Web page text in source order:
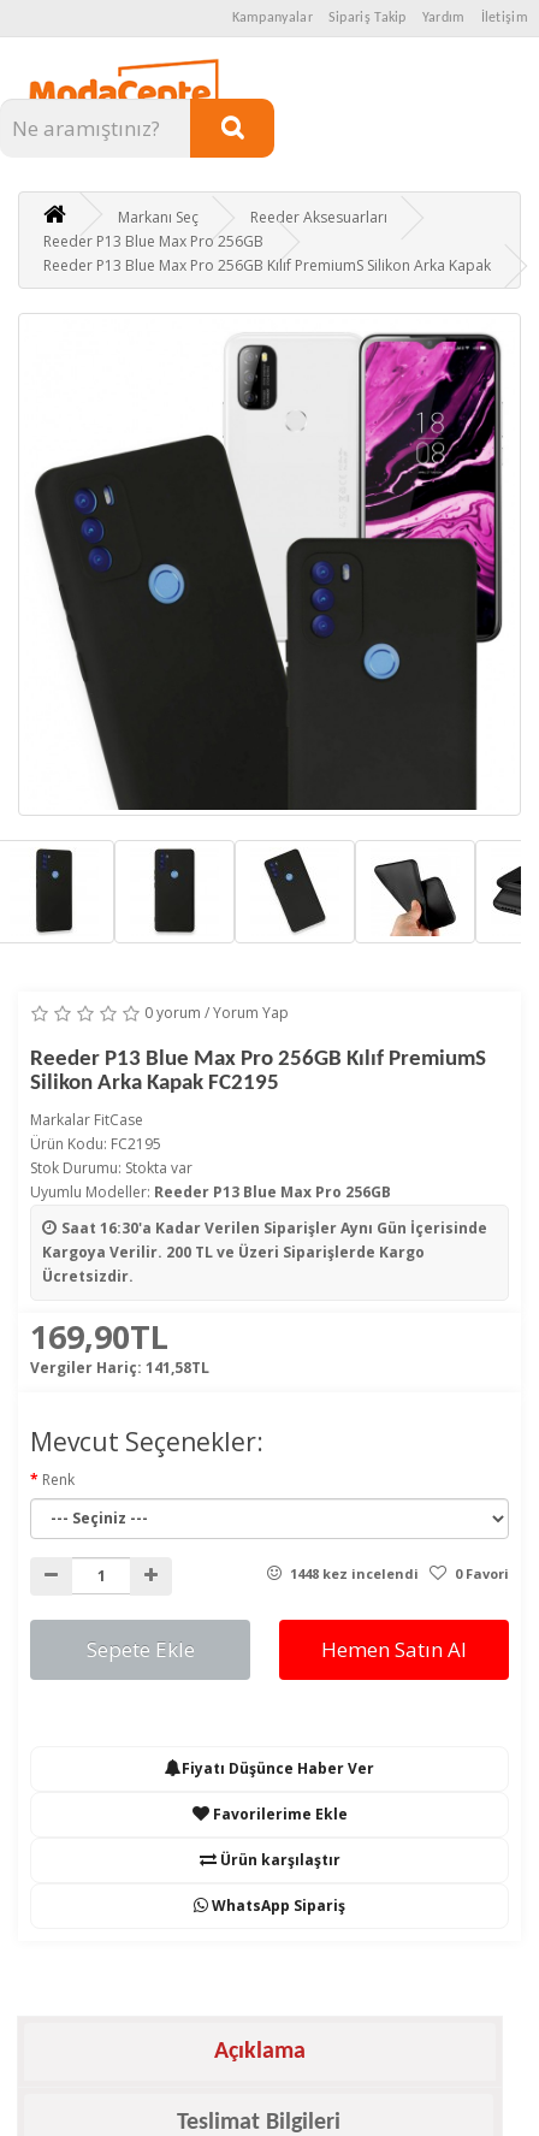
Kampanyalar Sipariş Takip Yardım İletişim
Kategoriler
Markanı Seç
Reeder Aksesuarları
Reeder P13 Blue Max Pro 256GB
Reeder P13 Blue Max Pro 256GB Kılıf PremiumS Silikon Arka Kapak
0 yorum /Yorum Yap
Reeder P13 Blue Max Pro 256GB Kılıf PremiumS
Silikon Arka Kapak FC2195
Markalar FitCase
Ürün Kodu: FC2195
Stok Durumu: Stokta var
Uyumlu Modeller: Reeder P13 Blue Max Pro 256GB
Saat 16:30'a Kadar Verilen SiparişlerAynı Gün İçerisinde
Kargoya Verilir. 200 TL ve Üzeri Siparişlerde Kargo
Ücretsizdir.
169,90TL
Vergiler Hariç: 141,58TL
Mevcut Seçenekler:
Renk
1448 kez incelendi 0 Favori
Sepete Ekle Hemen Satın Al
Fiyatı Düşünce Haber Ver
Favorilerime Ekle
Ürün karşılaştır
WhatsApp Sipariş
Açıklama
Teslimat Bilgileri